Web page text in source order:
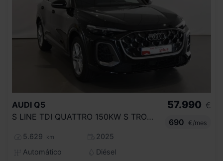
AUDI Q5
S LINE TDI QUATTRO 150KW S TRONIC
5.629 km
2025
Automático
Diésel
57.990 €
690
€/mes